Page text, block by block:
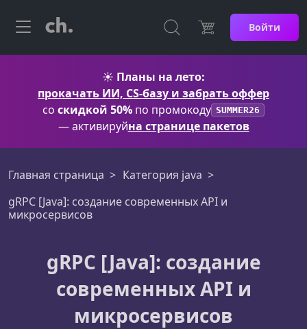
Войти
☀️ Планы на лето:
прокачать ИИ, CS-базу и забрать оффер
со скидкой 50% по промокоду SUMMER26
— активируйна странице пакетов
Главная страница
Категория java
gRPC [Java]: создание современных API и
микросервисов
gRPC [Java]: создание
современных API и
микросервисов